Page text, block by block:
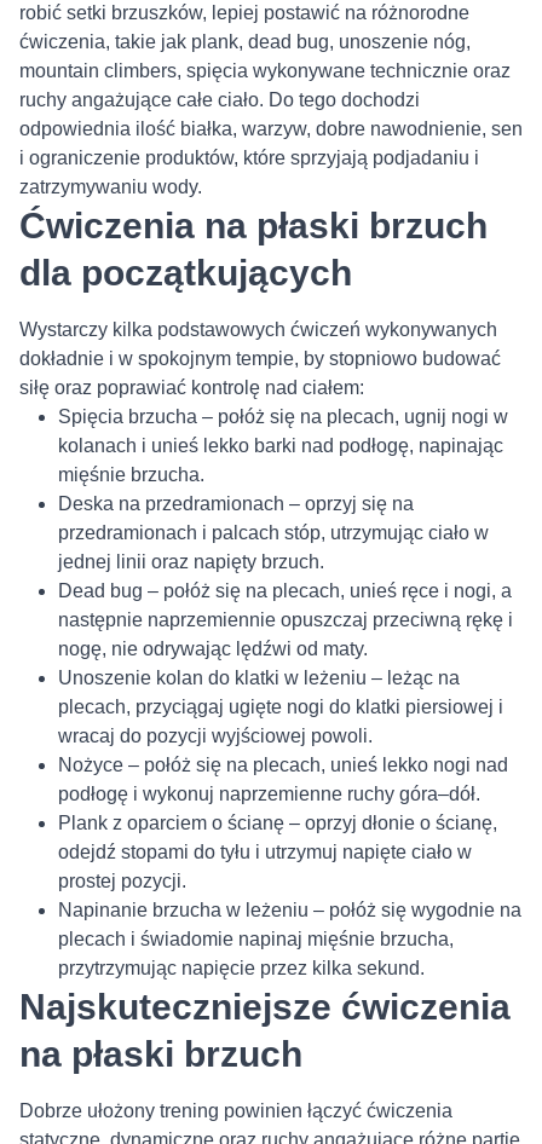
robić setki brzuszków, lepiej postawić na różnorodne
ćwiczenia, takie jak plank, dead bug, unoszenie nóg,
mountain climbers, spięcia wykonywane technicznie oraz
ruchy angażujące całe ciało. Do tego dochodzi
odpowiednia ilość białka, warzyw, dobre nawodnienie, sen
i ograniczenie produktów, które sprzyjają podjadaniu i
zatrzymywaniu wody.
Ćwiczenia na płaski brzuch
dla początkujących
Wystarczy kilka podstawowych ćwiczeń wykonywanych
dokładnie i w spokojnym tempie, by stopniowo budować
siłę oraz poprawiać kontrolę nad ciałem:
Spięcia brzucha – połóż się na plecach, ugnij nogi w
kolanach i unieś lekko barki nad podłogę, napinając
mięśnie brzucha.
Deska na przedramionach – oprzyj się na
przedramionach i palcach stóp, utrzymując ciało w
jednej linii oraz napięty brzuch.
Dead bug – połóż się na plecach, unieś ręce i nogi, a
następnie naprzemiennie opuszczaj przeciwną rękę i
nogę, nie odrywając lędźwi od maty.
Unoszenie kolan do klatki w leżeniu – leżąc na
plecach, przyciągaj ugięte nogi do klatki piersiowej i
wracaj do pozycji wyjściowej powoli.
Nożyce – połóż się na plecach, unieś lekko nogi nad
podłogę i wykonuj naprzemienne ruchy góra–dół.
Plank z oparciem o ścianę – oprzyj dłonie o ścianę,
odejdź stopami do tyłu i utrzymuj napięte ciało w
prostej pozycji.
Napinanie brzucha w leżeniu – połóż się wygodnie na
plecach i świadomie napinaj mięśnie brzucha,
przytrzymując napięcie przez kilka sekund.
Najskuteczniejsze ćwiczenia
na płaski brzuch
Dobrze ułożony trening powinien łączyć ćwiczenia
statyczne, dynamiczne oraz ruchy angażujące różne partie